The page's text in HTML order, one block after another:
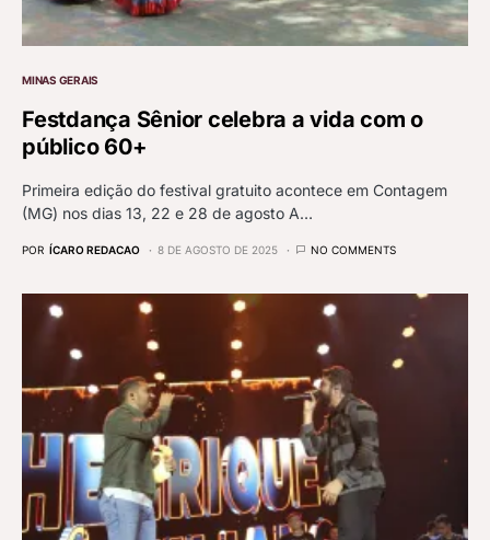
MINAS GERAIS
Festdança Sênior celebra a vida com o
público 60+
Primeira edição do festival gratuito acontece em Contagem
(MG) nos dias 13, 22 e 28 de agosto A…
POR ÍCARO REDACAO 8 DE AGOSTO DE 2025 NO COMMENTS